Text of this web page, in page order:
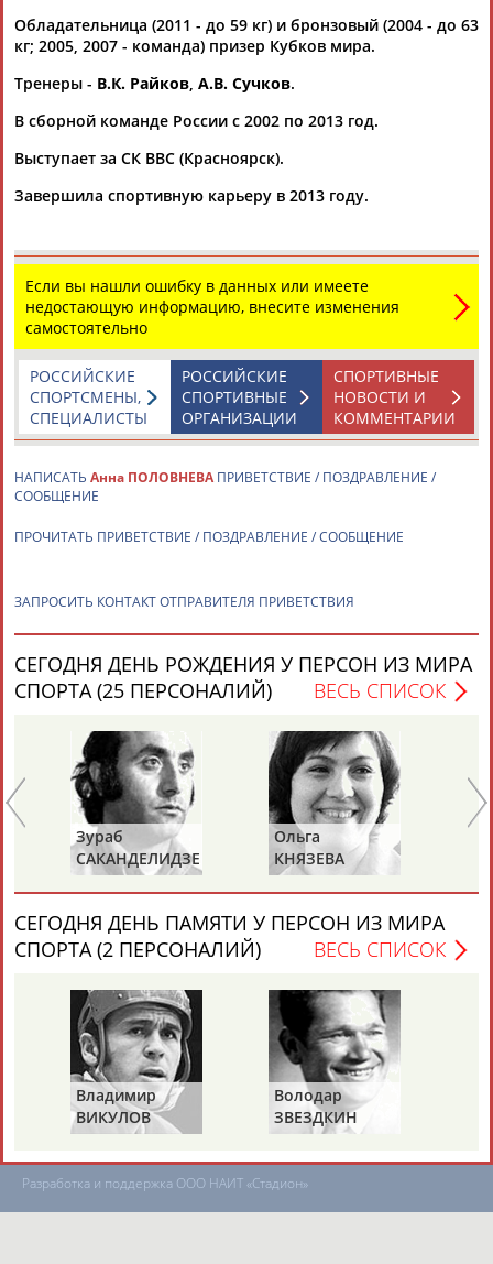
Каримжан
АБДРАХМАНОВ
Аделя
АБДРАХМАНОВААБДУВАЛИЕВ
АБДУЛАЕВ
Рамазан
АБДУЛАЕВ
Тагир
Камиль
АБДУЛАЗИЗОВ
Загалав
Камалудин
Абдула
Магомед
24 персон из 13181
ЕЩЁ ПЕРСОНЫ
ТАБЛО АКТИВНОСТИ
ЦЕЛИ ПРОЕКТА КОНТАКТЫ НАШИ КНОПКИ РЕКЛАМА
Вопросы сотрудничества и совместной деятельностиinform@infosport.ru
Разработка и поддержка ООО НАИТ «Стадион»
Адресов в новостной рассылке: 996
Подпишись
Обладательница (2011 - до 59 кг) и бронзовый (2004 - до 63
кг; 2005, 2007 - команда) призер Кубков мира.
Тренеры - В.К. Райков, А.В. Сучков.
В сборной команде России с 2002 по 2013 год.
Выступает за СК ВВС (Красноярск).
Завершила спортивную карьеру в 2013 году.
Если вы нашли ошибку в данных или имеете
недостающую информацию, внесите изменения
самостоятельно
СПОРТИВНЫЕ
НОВОСТИ И
КОММЕНТАРИИ
РОССИЙСКИЕ
СПОРТИВНЫЕ
ОРГАНИЗАЦИИ
РОССИЙСКИЕ
СПОРТСМЕНЫ,
СПЕЦИАЛИСТЫ
НАПИСАТЬ Анна ПОЛОВНЕВА ПРИВЕТСТВИЕ / ПОЗДРАВЛЕНИЕ /
СООБЩЕНИЕ
ПРОЧИТАТЬ ПРИВЕТСТВИЕ / ПОЗДРАВЛЕНИЕ / СООБЩЕНИЕ
ЗАПРОСИТЬ КОНТАКТ ОТПРАВИТЕЛЯ ПРИВЕТСТВИЯ
СЕГОДНЯ ДЕНЬ РОЖДЕНИЯ У ПЕРСОН ИЗ МИРА
СПОРТА (25 ПЕРСОНАЛИЙ)
ВЕСЬ СПИСОК
Зураб
САКАНДЕЛИДЗЕ
Ольга
КНЯЗЕВА
СЕГОДНЯ ДЕНЬ ПАМЯТИ У ПЕРСОН ИЗ МИРА
СПОРТА (2 ПЕРСОНАЛИЙ)
ВЕСЬ СПИСОК
Владимир
ВИКУЛОВ
Володар
ЗВЕЗДКИН